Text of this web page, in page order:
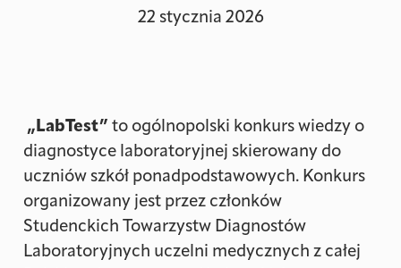
22 stycznia 2026
„LabTest” to ogólnopolski konkurs wiedzy o
diagnostyce laboratoryjnej skierowany do
uczniów szkół ponadpodstawowych. Konkurs
organizowany jest przez członków
Studenckich Towarzystw Diagnostów
Laboratoryjnych uczelni medycznych z całej